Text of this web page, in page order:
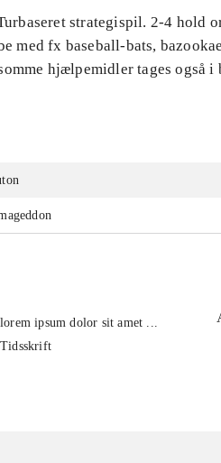
strategispil. 2-4 hold
med fx baseball-bats,
hjælpemidler tages
lorem ipsum dolor sit amet ...
Tidsskrift